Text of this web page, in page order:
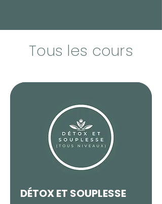
Tous les cours
DÉTOX ET SOUPLESSE